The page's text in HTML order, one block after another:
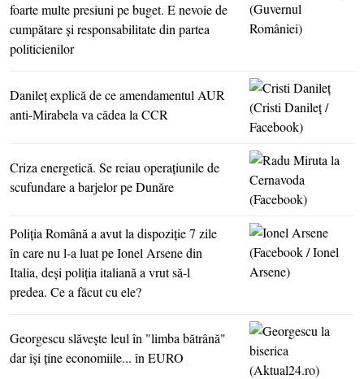
foarte multe presiuni pe buget. E nevoie de
cumpătare şi responsabilitate din partea
politicienilor
Danileţ explică de ce amendamentul AUR
anti-Mirabela va cădea la CCR
Criza energetică. Se reiau operaţiunile de
scufundare a barjelor pe Dunăre
Poliţia Română a avut la dispoziţie 7 zile
în care nu l-a luat pe Ionel Arsene din
Italia, deşi poliţia italiană a vrut să-l
predea. Ce a făcut cu ele?
Georgescu slăveşte leul în "limba bătrână"
dar îşi ţine economiile... în EURO